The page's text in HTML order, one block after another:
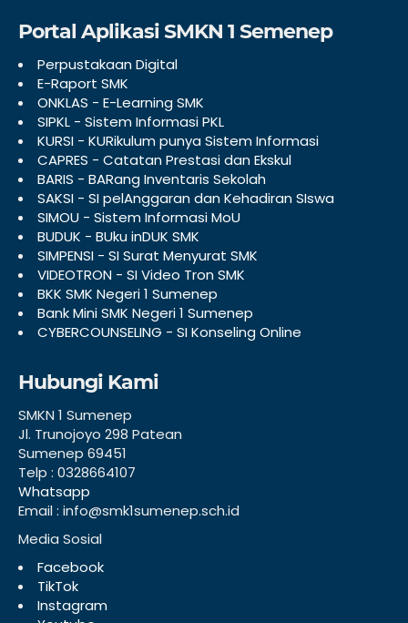
Portal Aplikasi SMKN 1 Semenep
Perpustakaan Digital
E-Raport SMK
ONKLAS - E-Learning SMK
SIPKL - Sistem Informasi PKL
KURSI - KURikulum punya Sistem Informasi
CAPRES - Catatan Prestasi dan Ekskul
BARIS - BARang Inventaris Sekolah
SAKSI - SI pelAnggaran dan Kehadiran SIswa
SIMOU - Sistem Informasi MoU
BUDUK - BUku inDUK SMK
SIMPENSI - SI Surat Menyurat SMK
VIDEOTRON - SI Video Tron SMK
BKK SMK Negeri 1 Sumenep
Bank Mini SMK Negeri 1 Sumenep
CYBERCOUNSELING - SI Konseling Online
Hubungi Kami
SMKN 1 Sumenep
Jl. Trunojoyo 298 Patean
Sumenep 69451
Telp : 0328664107
Whatsapp
Email : info@smk1sumenep.sch.id
Media Sosial
Facebook
TikTok
Instagram